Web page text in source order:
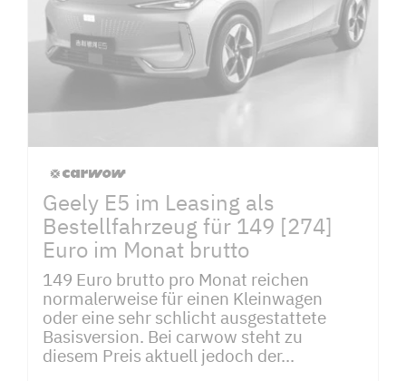
Geely E5 im Leasing als
Bestellfahrzeug für 149 [274]
Euro im Monat brutto
149 Euro brutto pro Monat reichen
normalerweise für einen Kleinwagen
oder eine sehr schlicht ausgestattete
Basisversion. Bei carwow steht zu
diesem Preis aktuell jedoch der...